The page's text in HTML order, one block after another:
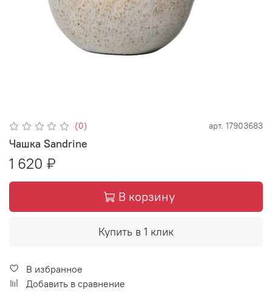
(0) арт. 17903683
Чашка Sandrine
1 620 ₽
В корзину
Купить в 1 клик
В избранное
Добавить в сравнение